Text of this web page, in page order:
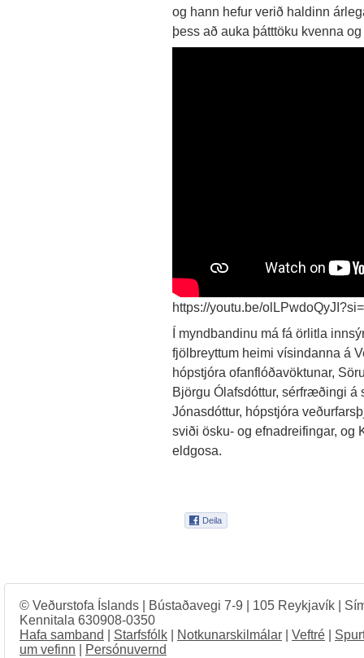
og hann hefur verið haldinn
þess að auka þátttöku kvenna
https://youtu.be/
Í myndbandinu má fá örlitla
fjölbreyttum heimi vísindanna á
hópstjóra ofanflóðavöktunar,
Björgu Ólafsdóttur, sérfræðingi
Jónasdóttur, hópstjóra
sviði ösku- og efnadreifingar, og
eldgosa.
© Veðurstofa Íslands | Bústaðavegi 7-9 | 105 Reykjavík |
Kennitala 630908-0350
Hafa samband
Starfsfólk Notkunarskilmálar Veftré
um vefinn
Persónuvernd